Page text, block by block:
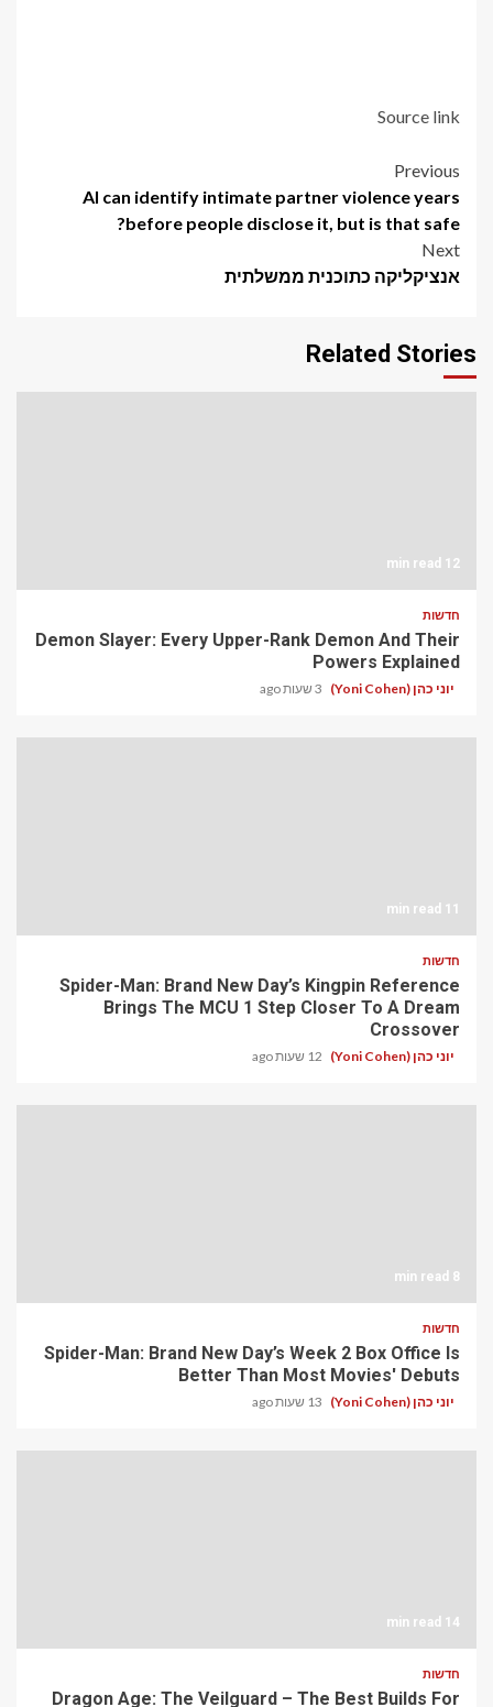
Source link
Post
navigation
Previous
AI can identify intimate partner violence years
before people disclose it, but is that safe?
Next
אנציקליקה כתוכנית ממשלתית
Related Stories
12 min read
חדשות
Demon Slayer: Every Upper-Rank Demon And Their
Powers Explained
יוני כהן (Yoni Cohen) 3 שעות ago
11 min read
חדשות
Spider-Man: Brand New Day’s Kingpin Reference
Brings The MCU 1 Step Closer To A Dream
Crossover
יוני כהן (Yoni Cohen) 12 שעות ago
8 min read
חדשות
Spider-Man: Brand New Day’s Week 2 Box Office Is
Better Than Most Movies' Debuts
יוני כהן (Yoni Cohen) 13 שעות ago
14 min read
חדשות
Dragon Age: The Veilguard – The Best Builds For